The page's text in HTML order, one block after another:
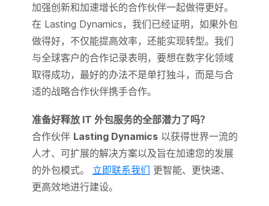
加强创新和加速增长的合作伙伴一起做得更好。
在 Lasting Dynamics，我们已经证明，如果外包
做得好，不仅能提高效率，还能实现转型。我们
与全球客户的合作记录表明，要想在数字化领域
取得成功，最好的办法不是单打独斗，而是与合
适的战略合作伙伴携手合作。
准备好释放 IT 外包服务的全部潜力了吗？
合作伙伴 Lasting Dynamics以获得世界一流的
人才、可扩展的解决方案以及旨在加速您的发展
的外包模式。 立即联系我们 更智能、更快速、
更高效地进行建设。